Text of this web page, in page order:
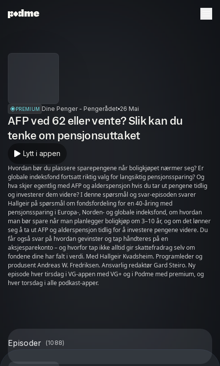
PREMIUM Dine Penger - Pengerådet 26 Mai
AFP ved 62 eller vente? Slik kan du
tenke om pensjonsuttaket
Lytt i appen
Hvordan bør du plassere sparepengene når boligkjøpet nærmer seg? Er
globale indeksfond fortsatt riktig valg for langsiktig pensjonssparing? Og
hva skjer egentlig med AFP og alderspensjon hvis du tar ut pengene tidlig
og investerer dem videre? I denne spørsmål og svar-episoden svarer
Hallgeir på spørsmål om fondsfordeling for en 40-åring med
pensjonssparing i Europa-, Norden- og globale indeksfond, om hvordan
man bør spare når man planlegger boligkjøp om 3–10 år, og om det lønner
seg å ta ut AFP og alderspensjon tidlig for å investere pengene videre. Du
får også svar på hvordan gevinster og tap håndteres på en
aksjesparekonto – og hvorfor tap ikke alltid gir skattefradrag selv om
fondene dine har falt i verdi. Med Hallgeir Kvadsheim. Programleder og
produsent Andreas W. Fredriksen. Ansvarlig redaktør Gard Steiro. Ny
episode hver tirsdag i VG-appen med VG+ og i Podme med premium, og
hver torsdag i alle podkast-apper.
Episoder (1088)